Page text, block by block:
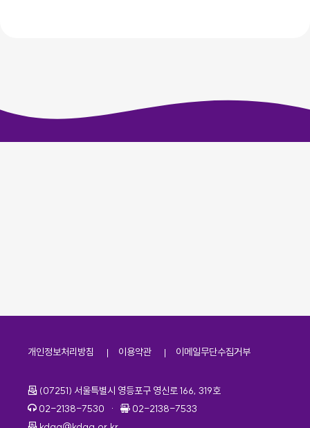
개인정보처리방침 이용약관 이메일무단수집거부
주소
(07251) 서울특별시 영등포구 영신로 166, 319호
전화번호
02-2138-7530 · 팩스번호
02-2138-7533